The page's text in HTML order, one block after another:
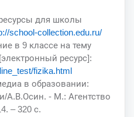
для школы
school-collection.edu.ru/
в 9 классе на тему
ресурс]:
fizika.html
в образовании:
А.В.Осин. - М.: Агентство
– 320 с.